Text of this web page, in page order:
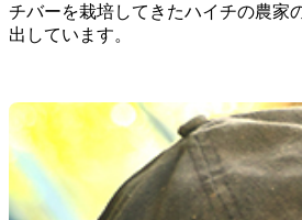
チバーを栽培してきたハイチの農家
出しています。